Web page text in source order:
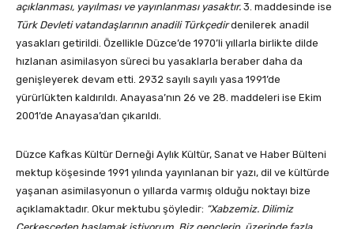
açıklanması, yayılması ve yayınlanması yasaktır. 3. maddesinde ise
Türk Devleti vatandaşlarının anadili Türkçedirdenilerek anadil
yasakları getirildi. Özellikle Düzce’de 1970’li yıllarla birlikte dilde
hızlanan asimilasyon süreci bu yasaklarla beraber daha da
genişleyerek devam etti. 2932 sayılı sayılı yasa 1991’de
yürürlükten kaldırıldı. Anayasa’nın 26 ve 28. maddeleri ise Ekim
2001’de Anayasa’dan çıkarıldı.
Düzce Kafkas Kültür Derneği Aylık Kültür, Sanat ve Haber Bülteni
mektup köşesinde 1991 yılında yayınlanan bir yazı, dil ve kültürde
yaşanan asimilasyonun o yıllarda varmış olduğu noktayı bize
açıklamaktadır. Okur mektubu şöyledir: “Xabzemiz. Dilimiz